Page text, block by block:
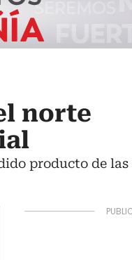
norte
producto de